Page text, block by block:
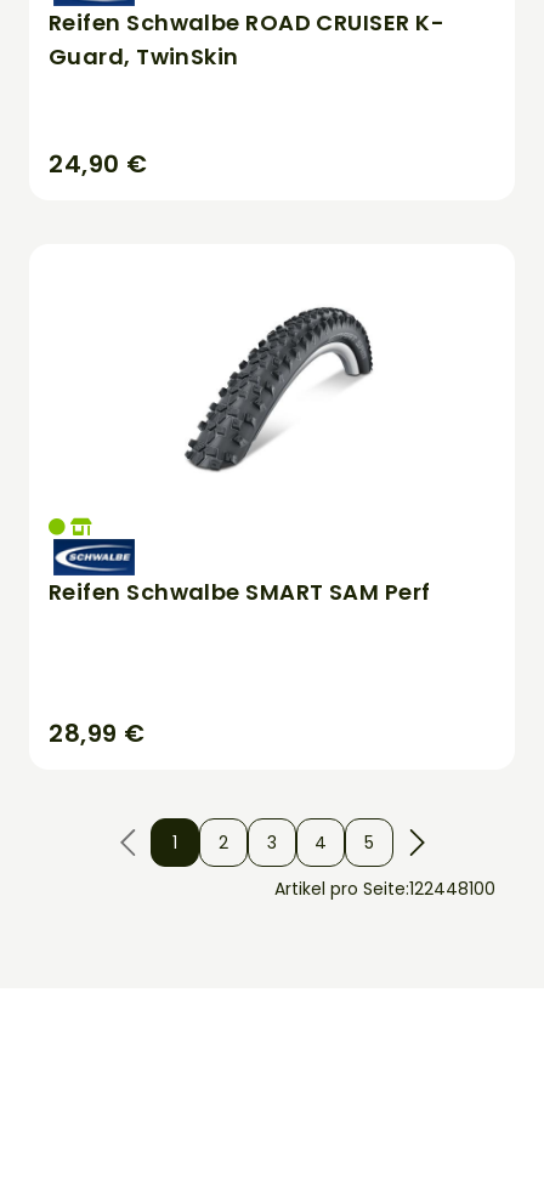
Reifen Schwalbe ROAD CRUISER K-
Guard, TwinSkin
24,90 €
Reifen Schwalbe SMART SAM Perf
28,99 €
1 2 3 4
5
Artikel pro Seite:122448100